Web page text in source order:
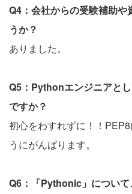
Q4：会社からの受験補助や
うか？
ありました。
Q5：Pythonエンジニアと
ですか？
初心をわすれずに！！
うにがんばります。
Q6：「Pythonic」について